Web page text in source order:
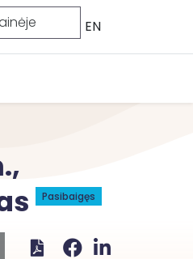
EN
Pasibaigęs